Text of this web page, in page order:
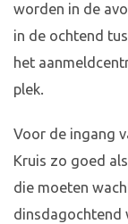
worden in de
in de ochtend
het
plek.
Voor de ingang
Kruis zo goed
die moeten
dinsdagochtend